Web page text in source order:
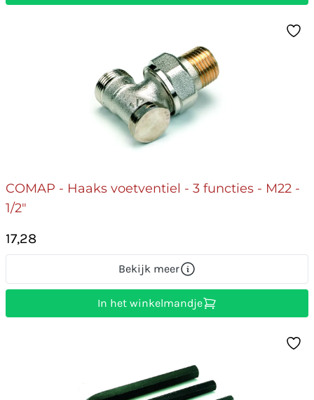
COMAP - Haaks voetventiel - 3 functies - M22 -
1/2"
17,28
Bekijk meer
In het winkelmandje